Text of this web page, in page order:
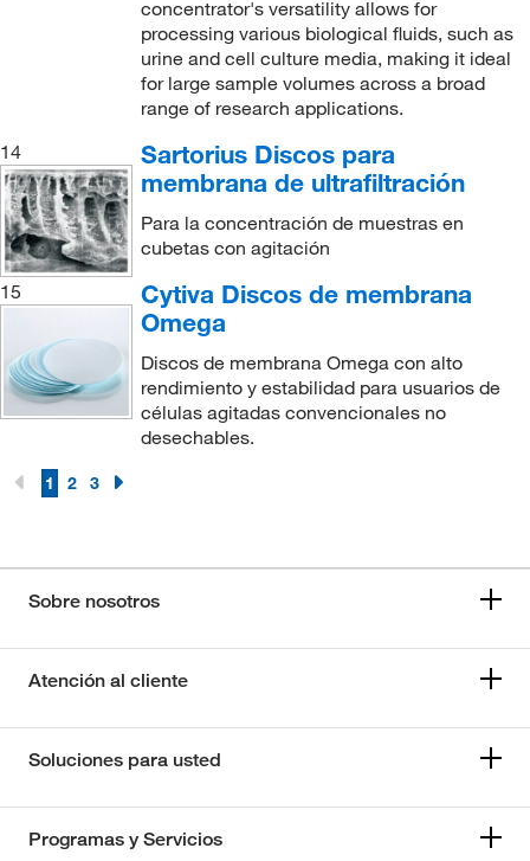
concentrator's versatility allows for
processing various biological fluids, such as
urine and cell culture media, making it ideal
for large sample volumes across a broad
range of research applications.
14
Sartorius Discos para
membrana de ultrafiltración
Para la concentración de muestras en
cubetas con agitación
15
Cytiva Discos de membrana
Omega
Discos de membrana Omega con alto
rendimiento y estabilidad para usuarios de
células agitadas convencionales no
desechables.
1 2 3
Sobre nosotros
Atención al cliente
Soluciones para usted
Programas y Servicios